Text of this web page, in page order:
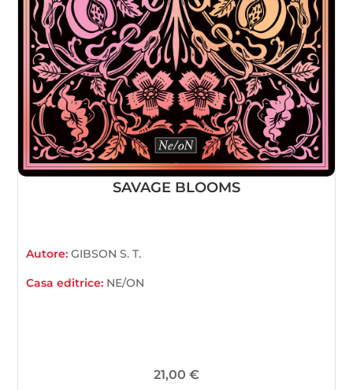
SAVAGE BLOOMS
Autore:GIBSON S. T.
Casa editrice: NE/ON
21,00 €